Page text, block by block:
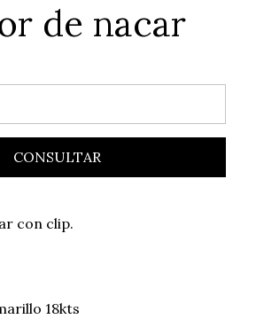
de nacar
CONSULTAR
con clip.
18kts